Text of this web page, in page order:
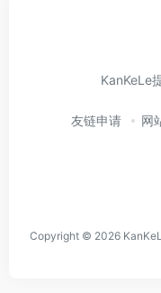
KanKeLe
友链申请 网
Copyright © 2026